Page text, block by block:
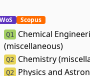
WoS Scopus
Q1 Chemical
(miscellaneous)
Q2 Chemistry
Q2 Physics and